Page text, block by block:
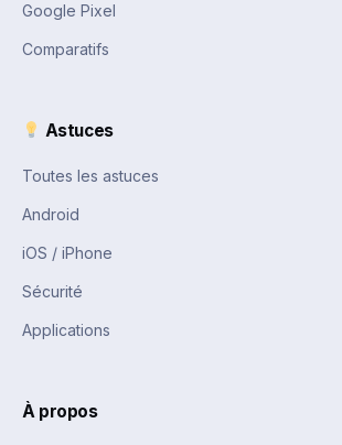
Google Pixel
Comparatifs
Astuces
Toutes les astuces
Android
iOS / iPhone
Sécurité
Applications
À propos